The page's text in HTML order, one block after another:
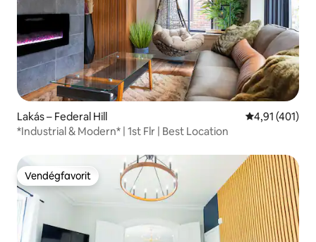
Lakás – Federal Hill Átlagos
4,91 (401)
*Industrial & Modern* | 1st Flr | Best Location
Vendégfavorit
Vendégfavorit